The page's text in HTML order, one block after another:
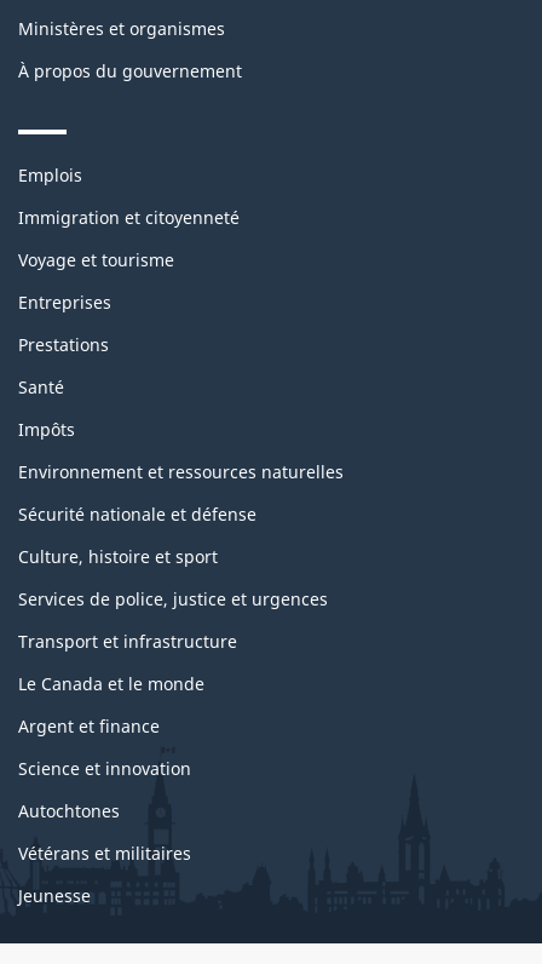
Ministères et organismes
À propos du gouvernement
Themes
topics
Emplois
Immigration et citoyenneté
Voyage et tourisme
Entreprises
Prestations
Santé
Impôts
Environnement et ressources naturelles
Sécurité nationale et défense
Culture, histoire et sport
Services de police, justice et urgences
Transport et infrastructure
Le Canada et le monde
Argent et finance
Science et innovation
Autochtones
Vétérans et militaires
Jeunesse